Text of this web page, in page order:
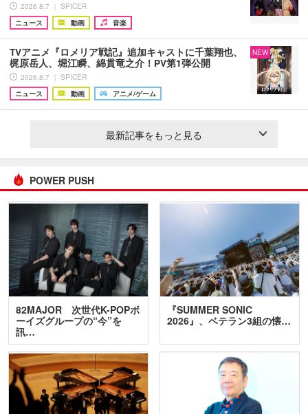
2026.8.7 ｜ SPICER
ニュース
動画 音楽
TVアニメ『ロメリア戦記』追加キャストに千葉翔也、
梶原岳人、堀江瞬、綿貫竜之介！PV第1弾公開
2026.8.7 ｜ SPICER
ニュース
動画 アニメ/ゲーム
NEW
最新記事をもっと見る
POWER PUSH
82MAJOR 次世代K-POPボ
ーイズグループの“今”を
訊…
『SUMMER SONIC
2026』、ベテラン3組の懐…